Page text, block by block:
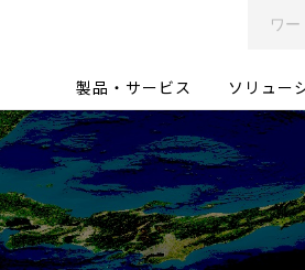
製品・サービス ソリュー